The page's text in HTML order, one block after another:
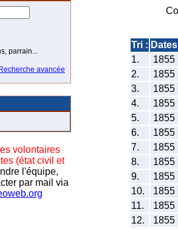
parrain...
Recherche avancée
volontaires
(état civil et
l'équipe,
par mail via
Tri : Dates
1.
1855
2.
1855
3.
1855
4.
1855
5.
1855
6.
1855
7.
1855
8.
1855
9.
1855
10.
1855
11.
1855
12.
1855